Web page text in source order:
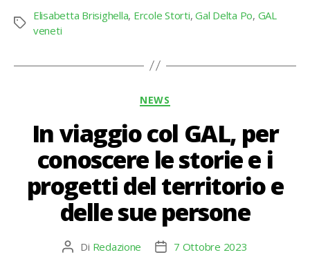
Tag
Elisabetta Brisighella, Ercole Storti,Gal Delta Po, GAL
veneti
Categorie
NEWS
In viaggio col GAL, per
conoscere le storie e i
progetti del territorio e
delle sue persone
Autore
Di Redazione
Data7 Ottobre 2023